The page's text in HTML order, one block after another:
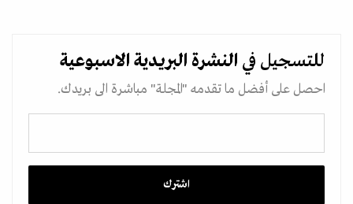
للتسجيل في النشرة البريدية الاسبوعية
احصل على أفضل ما تقدمه "المجلة" مباشرة الى بريدك.